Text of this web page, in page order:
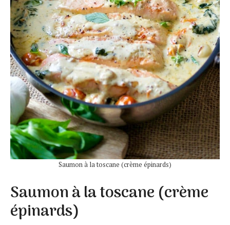
Saumon à la toscane (crème épinards)
Saumon à la toscane (crème
épinards)